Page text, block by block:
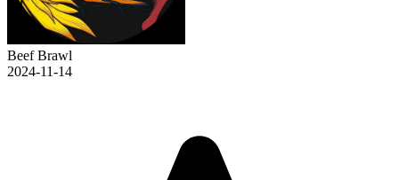
Beef Brawl
2024-11-14